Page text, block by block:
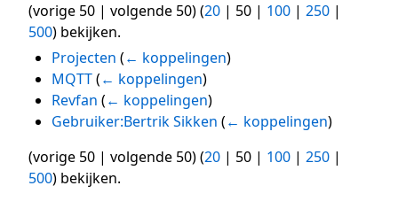
(vorige 50 | volgende 50) (20 | 50 | 100 | 250 |
500) bekijken.
Projecten (← koppelingen)
MQTT (← koppelingen)
Revfan (← koppelingen)
Gebruiker:Bertrik Sikken (← koppelingen)
(vorige 50 | volgende 50) (20 | 50 | 100 | 250 |
500) bekijken.